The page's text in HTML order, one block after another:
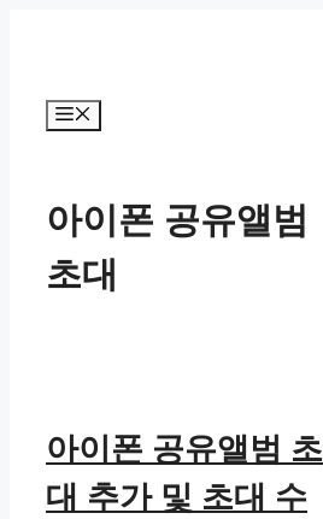
아이폰 공유앨범
초대
아이폰 공유앨범 초
대 추가 및 초대 수